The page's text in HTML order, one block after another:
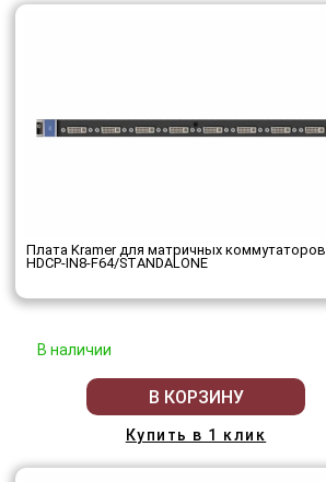
Плата Kramer для матричных коммутаторов
HDCP-IN8-F64/STANDALONE
В наличии
В КОРЗИНУ
Купить в 1 клик